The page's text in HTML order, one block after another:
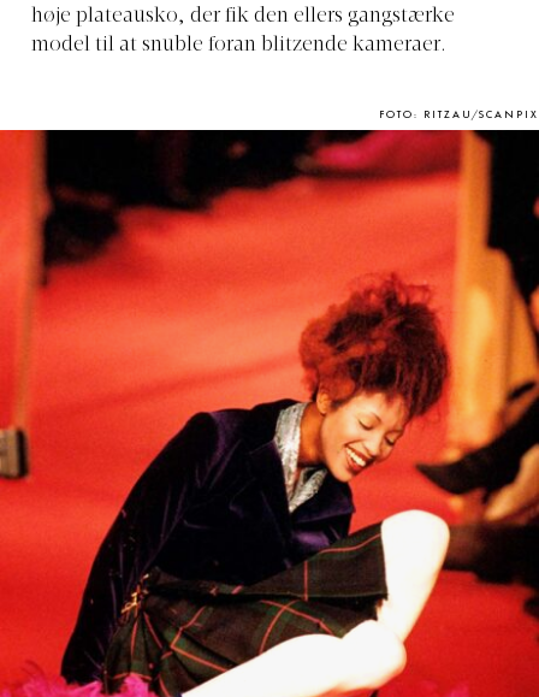
høje plateausko, der fik den ellers gangstærke
model til at snuble foran blitzende kameraer.
FOTO: RITZAU/SCANPIX